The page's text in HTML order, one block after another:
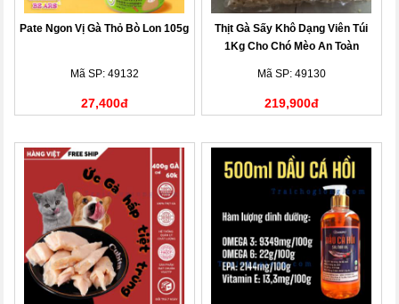
Pate Ngon Vị Gà Thỏ Bò Lon 105g
Mã SP: 49132
27,400đ
Thịt Gà Sấy Khô Dạng Viên Túi
1Kg Cho Chó Mèo An Toàn
Mã SP: 49130
219,900đ